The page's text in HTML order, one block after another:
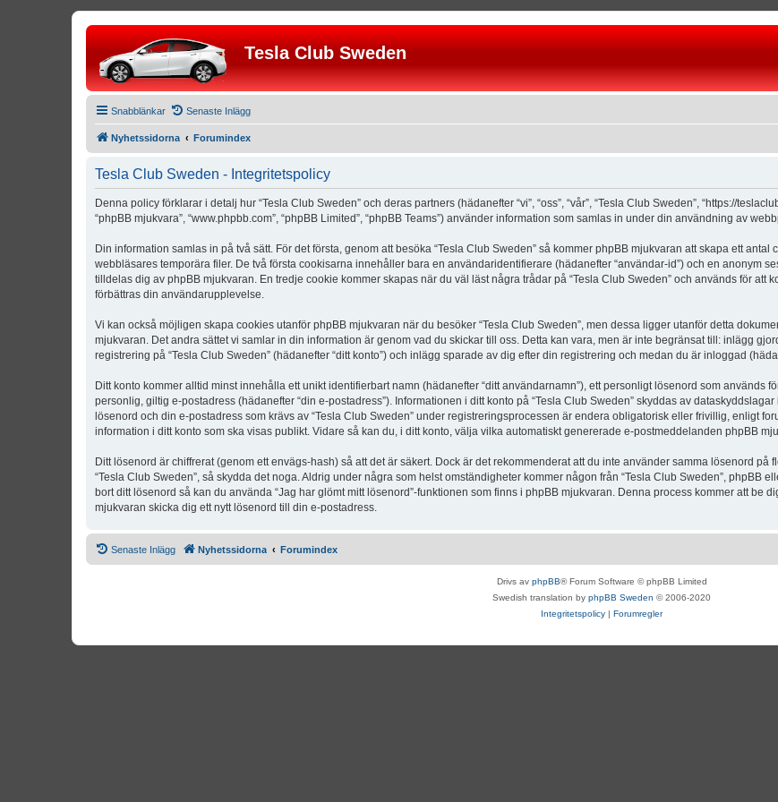
Tesla Club Sweden
Snabblänkar Senaste Inlägg
Nyhetssidorna Forumindex
Tesla Club Sweden - Integritetspolicy
Denna policy förklarar i detalj hur “Tesla Club Sweden” och deras partners (hädanefter “vi”, “oss”, “vår”, “Tesla Club Sweden”, “https://
“phpBB mjukvara”, “www.phpbb.com”, “phpBB Limited”, “phpBB Teams”) använder information som samlas in under din användning av
Din information samlas in på två sätt. För det första, genom att besöka “Tesla Club Sweden” så kommer phpBB mjukvaran att skapa ett
webbläsares temporära filer. De två första cookisarna innehåller bara en användaridentifierare (hädanefter “användar-id”) och en anonym
tilldelas dig av phpBB mjukvaran. En tredje cookie kommer skapas när du väl läst några trådar på “Tesla Club Sweden” och används för att
förbättras din användarupplevelse.
Vi kan också möjligen skapa cookies utanför phpBB mjukvaran när du besöker “Tesla Club Sweden”, men dessa ligger utanför detta
mjukvaran. Det andra sättet vi samlar in din information är genom vad du skickar till oss. Detta kan vara, men är inte begränsat till: inlägg
registrering på “Tesla Club Sweden” (hädanefter “ditt konto”) och inlägg sparade av dig efter din registrering och medan du är inloggad
Ditt konto kommer alltid minst innehålla ett unikt identifierbart namn (hädanefter “ditt användarnamn”), ett personligt lösenord som används
personlig, giltig e-postadress (hädanefter “din e-postadress”). Informationen i ditt konto på “Tesla Club Sweden” skyddas av
lösenord och din e-postadress som krävs av “Tesla Club Sweden” under registreringsprocessen är endera obligatorisk eller frivillig, enligt
information i ditt konto som ska visas publikt. Vidare så kan du, i ditt konto, välja vilka automatiskt genererade e-postmeddelanden phpBB
Ditt lösenord är chiffrerat (genom ett envägs-hash) så att det är säkert. Dock är det rekommenderat att du inte använder samma lösenord
“Tesla Club Sweden”, så skydda det noga. Aldrig under några som helst omständigheter kommer någon från “Tesla Club Sweden”, phpBB
bort ditt lösenord så kan du använda “Jag har glömt mitt lösenord”-funktionen som finns i phpBB mjukvaran. Denna process kommer att be
mjukvaran skicka dig ett nytt lösenord till din e-postadress.
Senaste Inlägg Nyhetssidorna Forumindex
Drivs av phpBB® Forum Software © phpBB Limited
Swedish translation by phpBB Sweden © 2006-2020
Integritetspolicy | Forumregler